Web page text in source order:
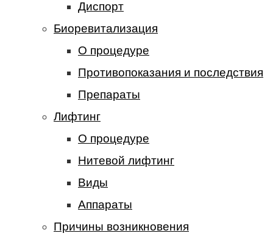
Диспорт
Биоревитализация
О процедуре
Противопоказания и последствия
Препараты
Лифтинг
О процедуре
Нитевой лифтинг
Виды
Аппараты
Причины возникновения